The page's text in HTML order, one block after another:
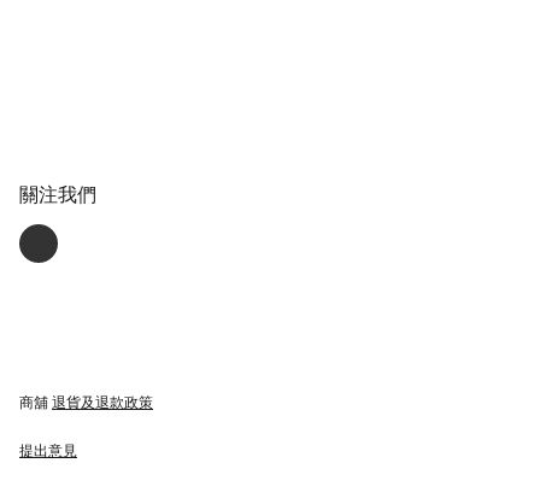
關注我們
商舖 退貨及退款政策
提出意見